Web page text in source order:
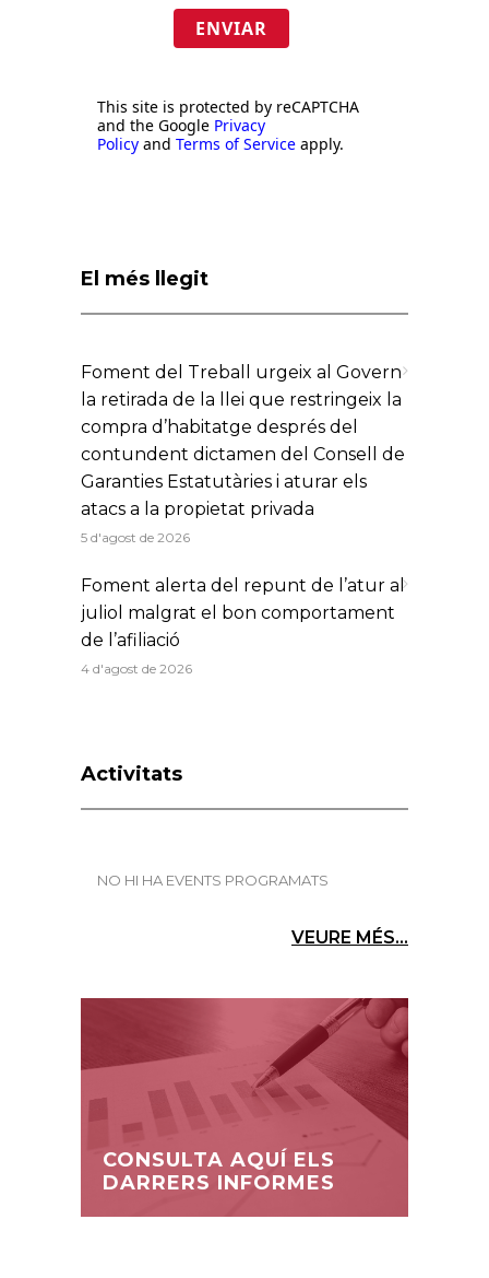
ENVIAR
This site is protected by reCAPTCHA
and the Google Privacy
Policy and Terms of Service apply.
El més llegit
Foment del Treball urgeix al Govern
la retirada de la llei que restringeix la
compra d’habitatge després del
contundent dictamen del Consell de
Garanties Estatutàries i aturar els
atacs a la propietat privada
5 d'agost de 2026
Foment alerta del repunt de l’atur al
juliol malgrat el bon comportament
de l’afiliació
4 d'agost de 2026
Activitats
NO HI HA EVENTS PROGRAMATS
VEURE MÉS...
CONSULTA AQUÍ ELS
DARRERS INFORMES